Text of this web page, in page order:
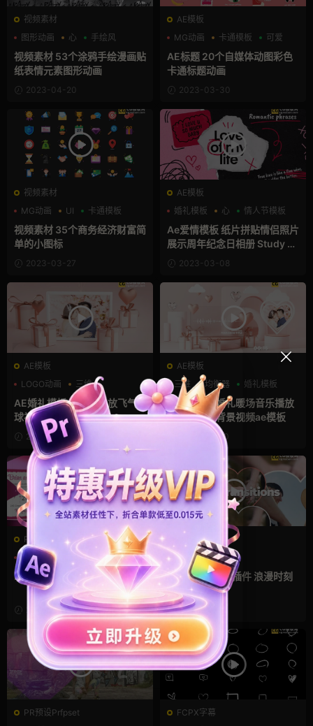
视频素材
图形动画
心 手绘风
视频素材 53个涂鸦手绘漫画贴
纸表情元素图形动画
2023-04-20
AE模板
MG动画
卡通模板 可爱
AE标题 20个自媒体动图彩色
卡通标题动画
2023-03-30
视频素材
MG动画
UI 卡通模板
视频素材 35个商务经济财富简
单的小图标
2023-03-27
AE模板
婚礼模板
心 情人节模板
Ae爱情模板 纸片拼贴情侣照片
展示周年纪念日相册 Study U
p Intro2023-03-08
AE模板
LOGO动画
三维
婚礼模板
AE婚礼模板 浪漫表白放飞气
球视频开场动画
2023-02-25
AE模板
三维
均衡器 婚礼模板
情人节表白婚礼暖场音乐播放
波形均衡器背景视频ae模板
2023-02-20
PR工程模板prproj
三维
婚礼模板 心
Pr婚礼模板 3张婚礼邀请函卡
2023-02-06
FCPX转场
婚礼模板
心
支持Intel+M芯片
FCPX心形转场插件 浪漫时刻
回忆视频过渡
2022-10-30
PR预设Prfpset
FCPX字幕